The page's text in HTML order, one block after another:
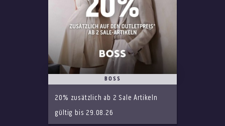
BOSS
20% zusätzlich ab 2 Sale Artikeln
gültig bis 29.08.26